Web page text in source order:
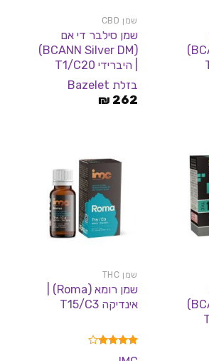
(BCANN Silver DM)
שמן CBD
שמן סילבר די אם
(BCANN Silver DM)
| היברידי T1/C20
בזלת Bazelet
262
₪
(BCANN Silver DM)
שמן THC
שמן רומא (Roma) |
אינדיקה T15/C3
דורג